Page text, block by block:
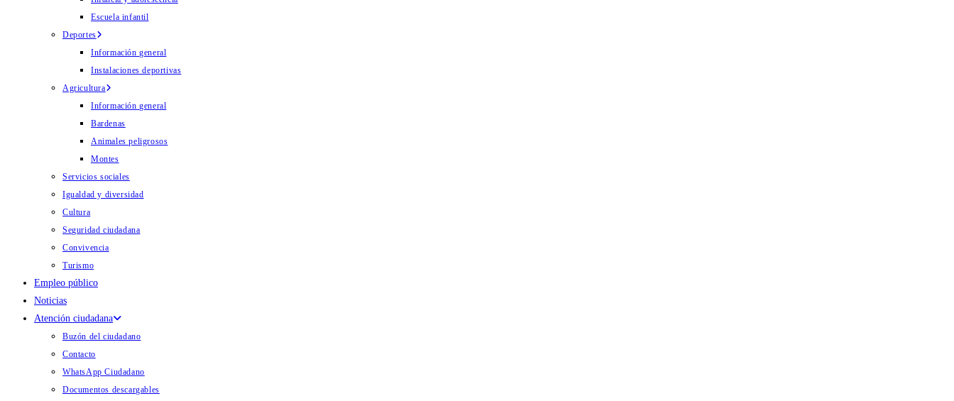
Escuela infantil
Deportes
Información general
Instalaciones deportivas
Agricultura
Información general
Bardenas
Animales peligrosos
Montes
Servicios sociales
Igualdad y diversidad
Cultura
Seguridad ciudadana
Convivencia
Turismo
Empleo público
Noticias
Atención ciudadana
Buzón del ciudadano
Contacto
WhatsApp Ciudadano
Documentos descargables